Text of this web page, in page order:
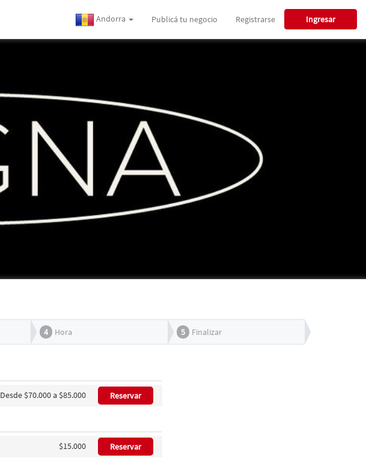
Andorra Publicá tu negocio Registrarse Ingresar
4 Hora 5 Finalizar
Desde $70.000 a $85.000 Reservar
$15.000 Reservar